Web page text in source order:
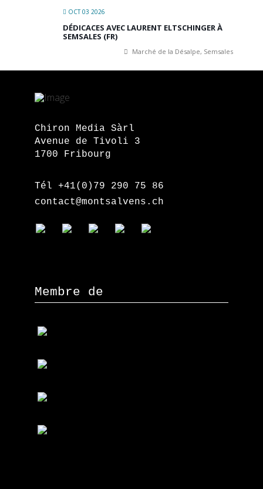
OCT 03 2026
DÉDICACES AVEC LAURENT ELTSCHINGER À
SEMSALES (FR)
Marché de la Désalpe, Semsales
Chiron Media Sàrl
Avenue de Tivoli 3
1700 Fribourg
Tél +41(0)79 290 75 86
contact@montsalvens.ch
Membre de